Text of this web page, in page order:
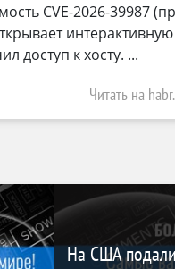
CVE-2026-39987
доступ к хосту.
Читать на
На США